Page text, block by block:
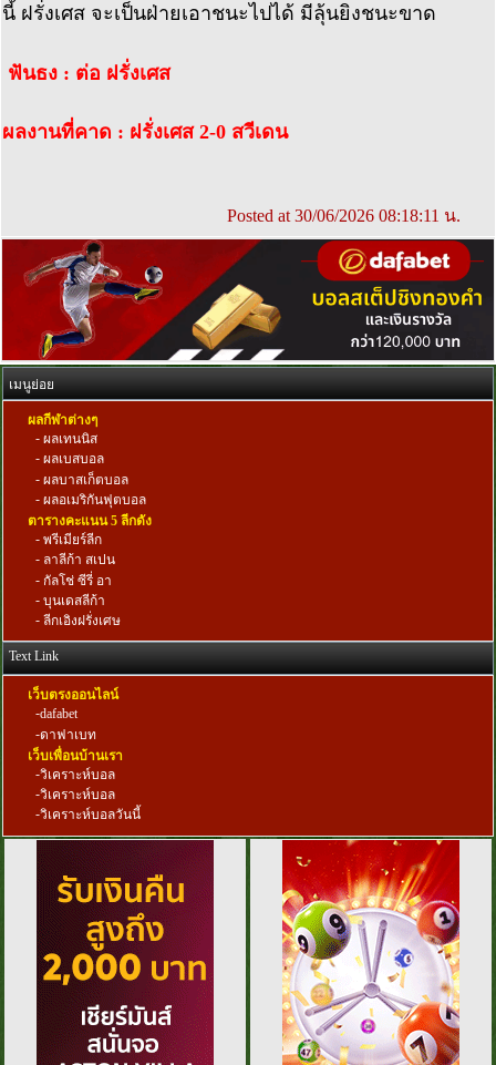
เมนูย่อย
ผลกีฬาต่างๆ
- ผลเทนนิส
- ผลเบสบอล
- ผลบาสเก็ตบอล
- ผลอเมริกันฟุตบอล
ตารางคะแนน 5 ลีกดัง
- พรีเมียร์ลีก
- ลาลีก้า สเปน
- กัลโช่ ซีรี่ อา
- บุนเดสลีก้า
- ลีกเอิงฝรั่งเศษ
Text Link
เว็บตรงออนไลน์
-dafabet
-ดาฟาเบท
เว็บเพื่อนบ้านเรา
-วิเคราะห์บอล
-วิเคราะห์บอล
-วิเคราะห์บอลวันนี้
นี้ ฝรั่งเศส จะเป็นฝ่ายเอาชนะไปได้ มีลุ้นยิงชนะขาด
ฟันธง : ต่อ ฝรั่งเศส
ผลงานที่คาด : ฝรั่งเศส 2-0 สวีเดน
Posted at 30/06/2026 08:18:11 น.